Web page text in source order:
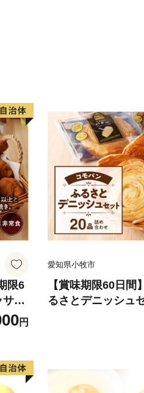
限6
ン
非
円
愛知県小牧市
【賞味期限60日
るさとデニッシュ
災害用備蓄 保存